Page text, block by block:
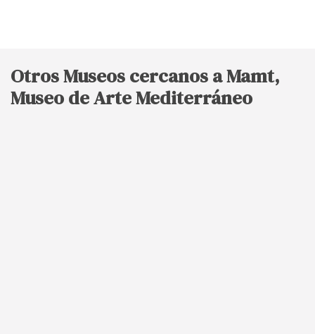
Otros Museos cercanos a Mamt,
Museo de Arte Mediterráneo